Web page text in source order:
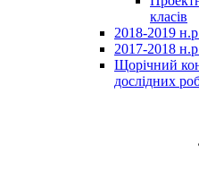
класів
2018-2019
2017-2018
Щорічний
дослідних